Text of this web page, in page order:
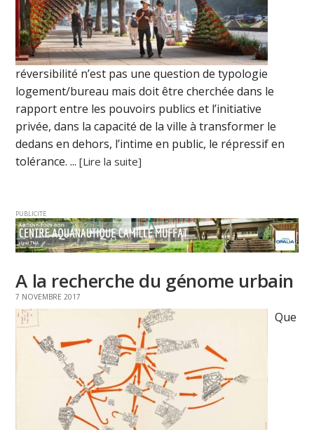
réversibilité n’est pas une question de typologie
logement/bureau mais doit être cherchée dans le
rapport entre les pouvoirs publics et l’initiative
privée, dans la capacité de la ville à transformer le
dedans en dehors, l’intime en public, le répressif en
tolérance. ...[Lire la suite]
PUBLICITE
A la recherche du génome urbain
7 NOVEMBRE 2017
Que